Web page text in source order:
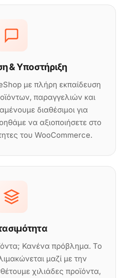
& Υποστήριξη
με πλήρη εκπαίδευση
παραγγελιών και
διαθέσιμοι για
να αξιοποιήσετε στο
του WooCommerce.
Κανένα πρόβλημα. Το
μαζί με την
χιλιάδες προϊόντα,